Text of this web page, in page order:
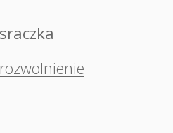
rozwolnienie